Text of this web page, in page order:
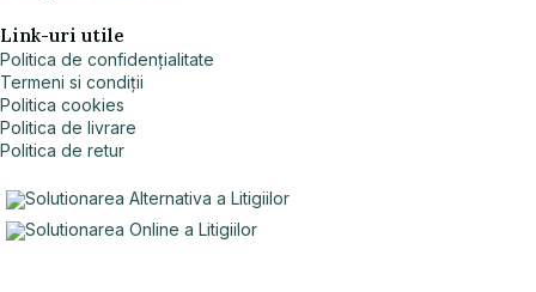
Link-uri utile
Politica de confidențialitate
Termeni si condiții
Politica cookies
Politica de livrare
Politica de retur